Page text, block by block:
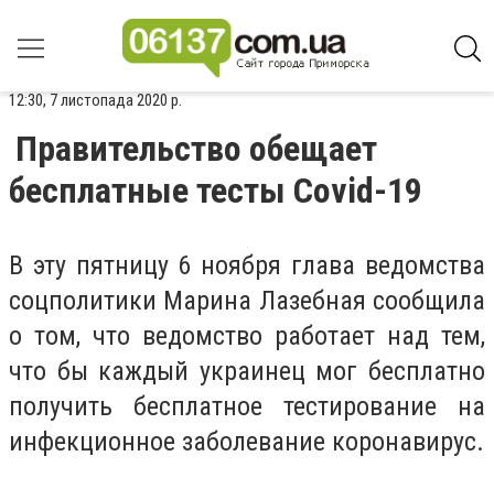
12:30, 7 листопада 2020 р.
Правительство обещает
бесплатные тесты Covid-19
В эту пятницу 6 ноября глава ведомства
соцполитики Марина Лазебная сообщила
о том, что ведомство работает над тем,
что бы каждый украинец мог бесплатно
получить бесплатное тестирование на
инфекционное заболевание коронавирус.